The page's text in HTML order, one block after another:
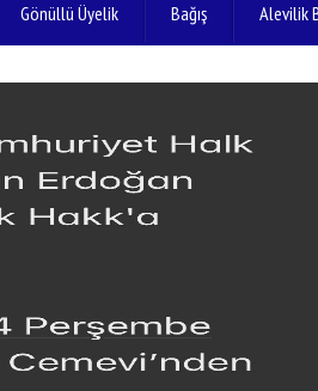
Gönüllü Üyelik Bağış Alevilik